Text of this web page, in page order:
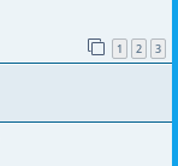
1 2 3